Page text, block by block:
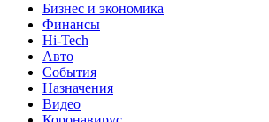
Бизнес и экономика
Финансы
Hi-Tech
Авто
События
Назначения
Видео